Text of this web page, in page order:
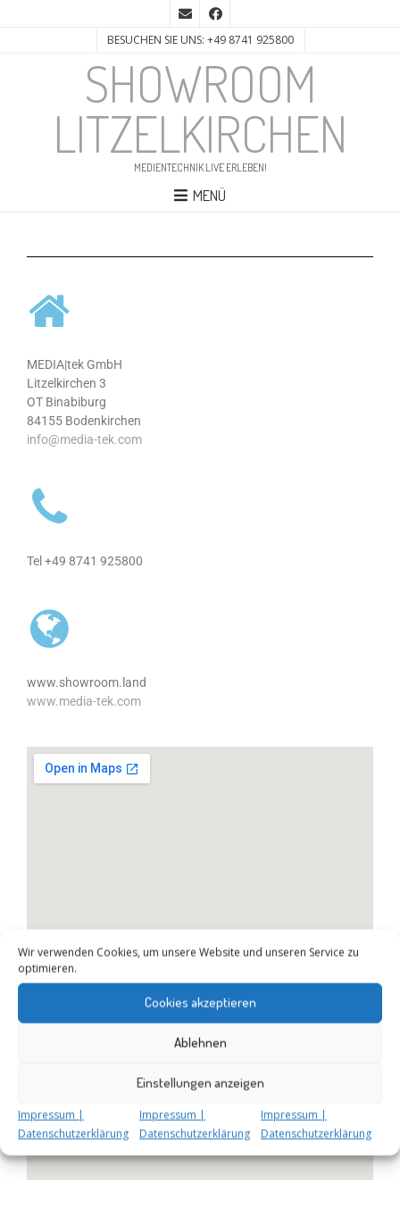
Wir verwenden Cookies, um unsere Website und unseren Service zu
optimieren.
Cookies akzeptieren
Ablehnen
Einstellungen anzeigen
Impressum |
Datenschutzerklärung
Impressum |
Datenschutzerklärung
Impressum |
Datenschutzerklärung
BESUCHEN SIE UNS: +49 8741 925800
SHOWROOM
LITZELKIRCHEN
MEDIENTECHNIK LIVE ERLEBEN!
MENÜ
MEDIA|tek GmbH
Litzelkirchen 3
OT Binabiburg
84155 Bodenkirchen
info@media-tek.com
Tel +49 8741 925800
www.showroom.land
www.media-tek.com